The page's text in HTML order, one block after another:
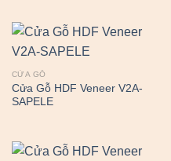
CỬA GỖ
Cửa Gỗ HDF Veneer V2A-
SAPELE